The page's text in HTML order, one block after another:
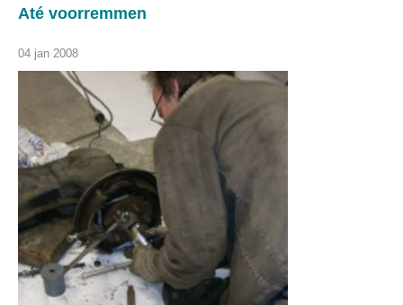
Até voorremmen
04 jan 2008